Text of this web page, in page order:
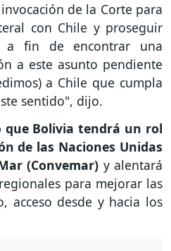
de la Corte para
con Chile y proseguir
a fin de encontrar una
a este asunto pendiente
a Chile que cumpla
sentido", dijo.
que Bolivia tendrá un rol
de las Naciones Unidas
(Convemar) y alentará
para mejorar las
acceso desde y hacia los